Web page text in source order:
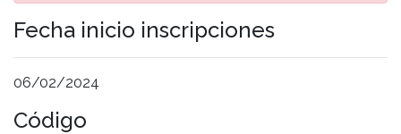
Fecha inicio inscripciones
06/02/2024
Código